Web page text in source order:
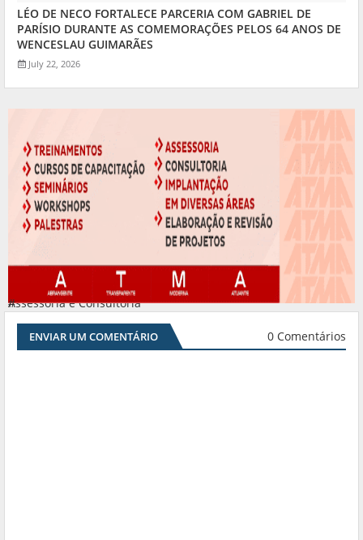
LÉO DE NECO FORTALECE PARCERIA COM GABRIEL DE
PARÍSIO DURANTE AS COMEMORAÇÕES PELOS 64 ANOS DE
WENCESLAU GUIMARÃES
July 22, 2026
Assessoria e Consultoria
#
ENVIAR UM COMENTÁRIO 0 Comentários